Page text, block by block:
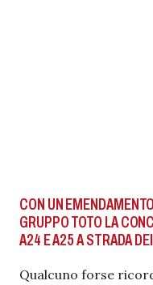
CON UN
GRUPPO TOTO LA
A24 E A25 A STRADA
Qualcuno forse